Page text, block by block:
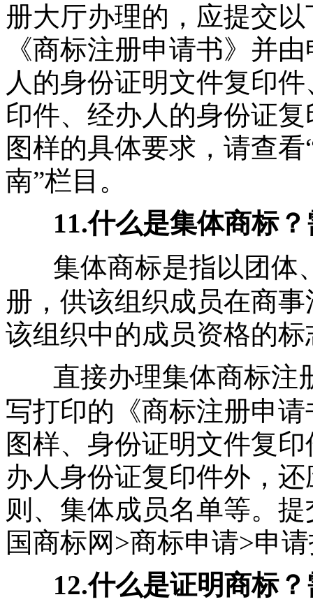
册大厅办理的，应提交
《商标注册申请书》并
人的身份证明文件复印
印件、经办人的身份证
图样的具体要求，请查
南”栏目。
11.什么是集体商标
集体商标是指以团体
册，供该组织成员在商
该组织中的成员资格的标
直接办理集体商标注
写打印的《商标注册申
图样、身份证明文件复
办人身份证复印件外，
则、集体成员名单等。
国商标网>商标申请>申
12.什么是证明商标